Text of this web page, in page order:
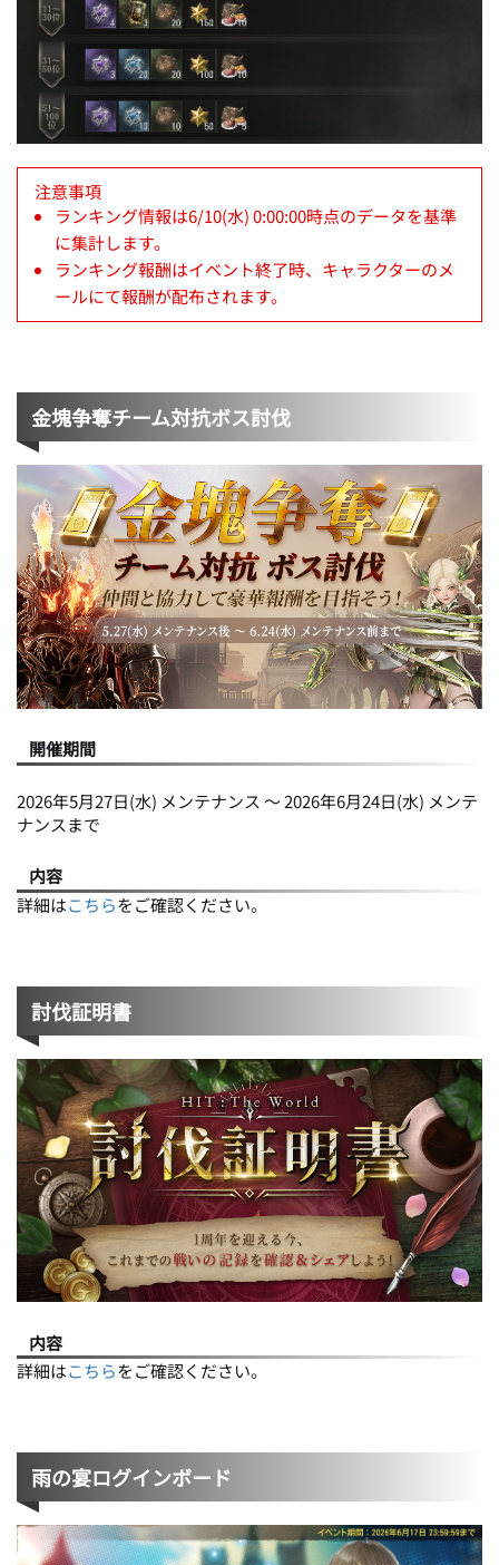
注意事項
ランキング情報は6/10(水) 0:00:00時点のデータを基準
に集計します。
ランキング報酬はイベント終了時、キャラクターのメ
ールにて報酬が配布されます。
金塊争奪チーム対抗ボス討伐
開催期間
2026年5月27日(水) メンテナンス ～ 2026年6月24日(水) メンテ
ナンスまで
内容
詳細はこちらをご確認ください。
討伐証明書
内容
詳細はこちらをご確認ください。
雨の宴ログインボード